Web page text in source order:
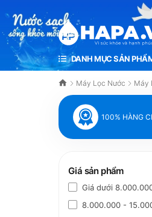
VÌ SỨC KHỎE VÀ HẠNH PHÚC
DANH MỤC SẢN
Máy Lọc Nước Máy
100% HÀNG
Giá sản phẩm
Giá dưới
8.000.000 -